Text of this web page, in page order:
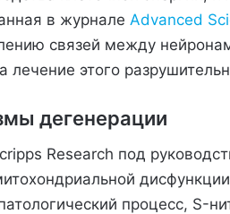
в журнале Advanced
связей между
лечение этого
дегенерации
Research под
процесс, S-